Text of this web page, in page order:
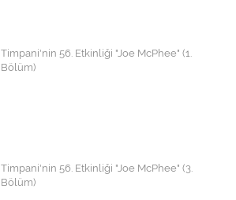
Timpani'nin 56. Etkinliği "Joe McPhee" (1.
Bölüm)
Timpani'nin 56. Etkinliği "Joe McPhee" (3.
Bölüm)